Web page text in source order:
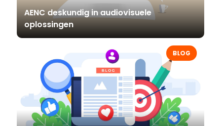
AENC deskundig in audiovisuele
oplossingen
BLOG